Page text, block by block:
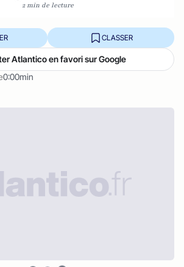
2 min de lecture
0:00min
CLASSER
Atlantico en favori sur Google